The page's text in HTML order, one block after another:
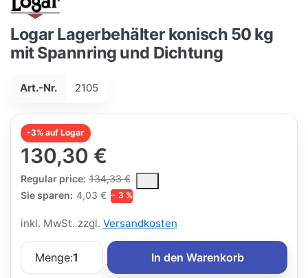
Logar Lagerbehälter konisch 50 kg
mit Spannring und Dichtung
Art.-Nr. 2105
-3% auf Logar
130,30 €
Regular price: 134,33 €
The Regular Price is the median selling price paid by
Sie sparen: 4,03 € − 3 %
inkl. MwSt. zzgl. Versandkosten
Menge:1 In den Warenkorb